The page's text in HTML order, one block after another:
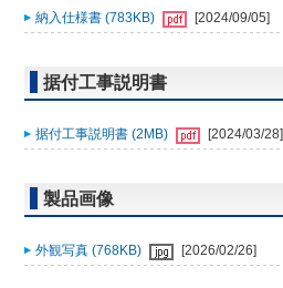
納入仕様書 (783KB) [2024/09/05]
据付工事説明書
据付工事説明書 (2MB) [2024/03/28]
製品画像
外観写真 (768KB) [2026/02/26]